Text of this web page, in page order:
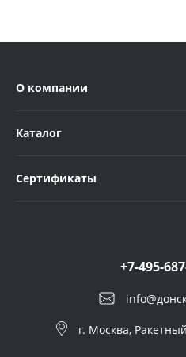
О компании
Каталог
Сертификаты
+7-495-
г. Москва,